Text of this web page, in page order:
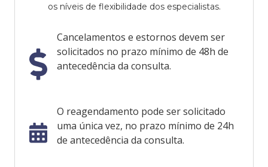
os níveis de flexibilidade dos especialistas.
Cancelamentos e estornos devem ser
solicitados no prazo mínimo de 48h de
antecedência da consulta.
O reagendamento pode ser solicitado
uma única vez, no prazo mínimo de 24h
de antecedência da consulta.